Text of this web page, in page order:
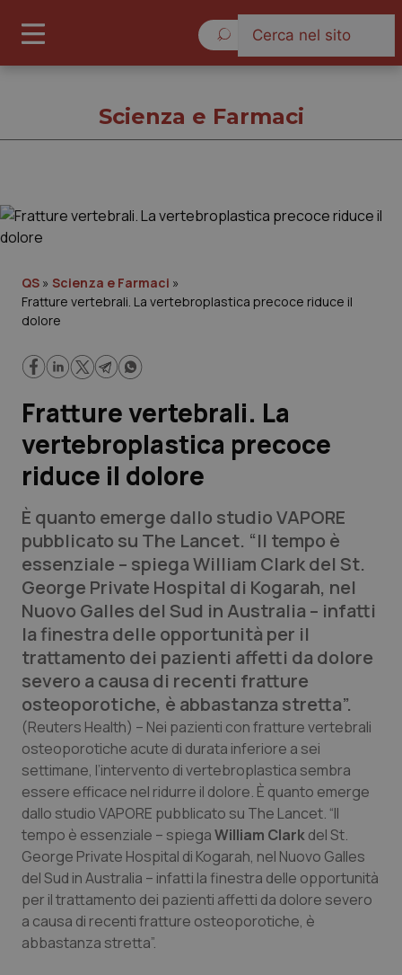
Governo e Parlamento
Regioni e Asl
Lavoro e Professioni
Scienza e Farmaci
Studi e Analisi
Lettere al direttore
Edizioni Regionali
QS Pro
Professionisti Sanitari.AI
Abruzzo
Basilicata
Calabria
Campania
Emilia-Romagna
QS Pro Gold
Artrite & artrosi
Asma & BPCO
Car-T
Colesterolo & coronaropatie
QS Club Newsletter
Scienza e Farmaci
QS » Scienza e Farmaci »
Fratture vertebrali. La vertebroplastica precoce riduce il
dolore
Fratture vertebrali. La
vertebroplastica precoce
riduce il dolore
È quanto emerge dallo studio VAPORE
pubblicato su The Lancet. “Il tempo è
essenziale – spiega William Clark del St.
George Private Hospital di Kogarah, nel
Nuovo Galles del Sud in Australia – infatti
la finestra delle opportunità per il
trattamento dei pazienti affetti da dolore
severo a causa di recenti fratture
osteoporotiche, è abbastanza stretta”.
(Reuters Health) – Nei pazienti con fratture vertebrali
osteoporotiche acute di durata inferiore a sei
settimane, l’intervento di vertebroplastica sembra
essere efficace nel ridurre il dolore. È quanto emerge
dallo studio VAPORE pubblicato su The Lancet. “Il
tempo è essenziale – spiegaWilliam Clarkdel St.
George Private Hospital di Kogarah, nel Nuovo Galles
del Sud in Australia – infatti la finestra delle opportunità
per il trattamento dei pazienti affetti da dolore severo
a causa di recenti fratture osteoporotiche, è
abbastanza stretta”.